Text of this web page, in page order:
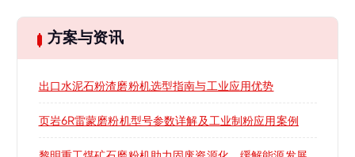
方案与资讯
出口水泥石粉渣磨粉机选型指南与工业应用优势
页岩6R雷蒙磨粉机型号参数详解及工业制粉应用案例